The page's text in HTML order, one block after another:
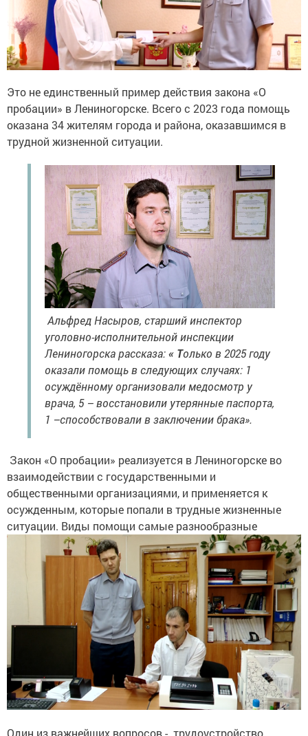
Это не единственный пример действия закона «О
пробации» в Лениногорске. Всего с 2023 года помощь
оказана 34 жителям города и района, оказавшимся в
трудной жизненной ситуации.
Альфред Насыров, старший инспектор
уголовно-исполнительной инспекции
Лениногорска рассказа:« Только в 2025 году
оказали помощь в следующих случаях: 1
осуждённому организовали медосмотр у
врача, 5 – восстановили утерянные паспорта,
1 –способствовали в заключении брака».
Закон «О пробации» реализуется в Лениногорске во
взаимодействии с государственными и
общественными организациями, и применяется к
осужденным, которые попали в трудные жизненные
ситуации. Виды помощи самые разнообразные
Один из важнейших вопросов - трудоустройство